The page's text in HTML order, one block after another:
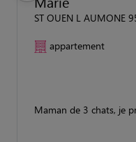
ST OUEN L AUMONE
appartement
Maman de 3 chats, je